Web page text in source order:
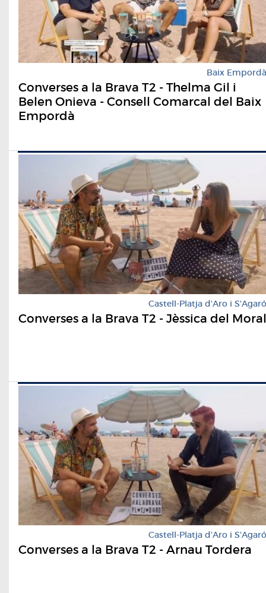
Baix Empordà
Converses a la Brava T2 - Thelma Gil i
Belen Onieva - Consell Comarcal del Baix
Empordà
Castell-Platja d'Aro i S'Agaró
Converses a la Brava T2 - Jèssica del Moral
Castell-Platja d'Aro i S'Agaró
Converses a la Brava T2 - Arnau Tordera